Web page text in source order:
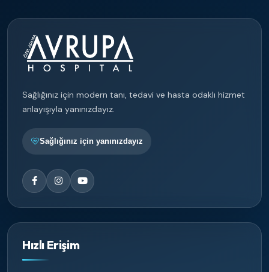
Sağlığınız için modern tanı, tedavi ve hasta odaklı hizmet
anlayışıyla yanınızdayız.
Sağlığınız için yanınızdayız
Hızlı Erişim